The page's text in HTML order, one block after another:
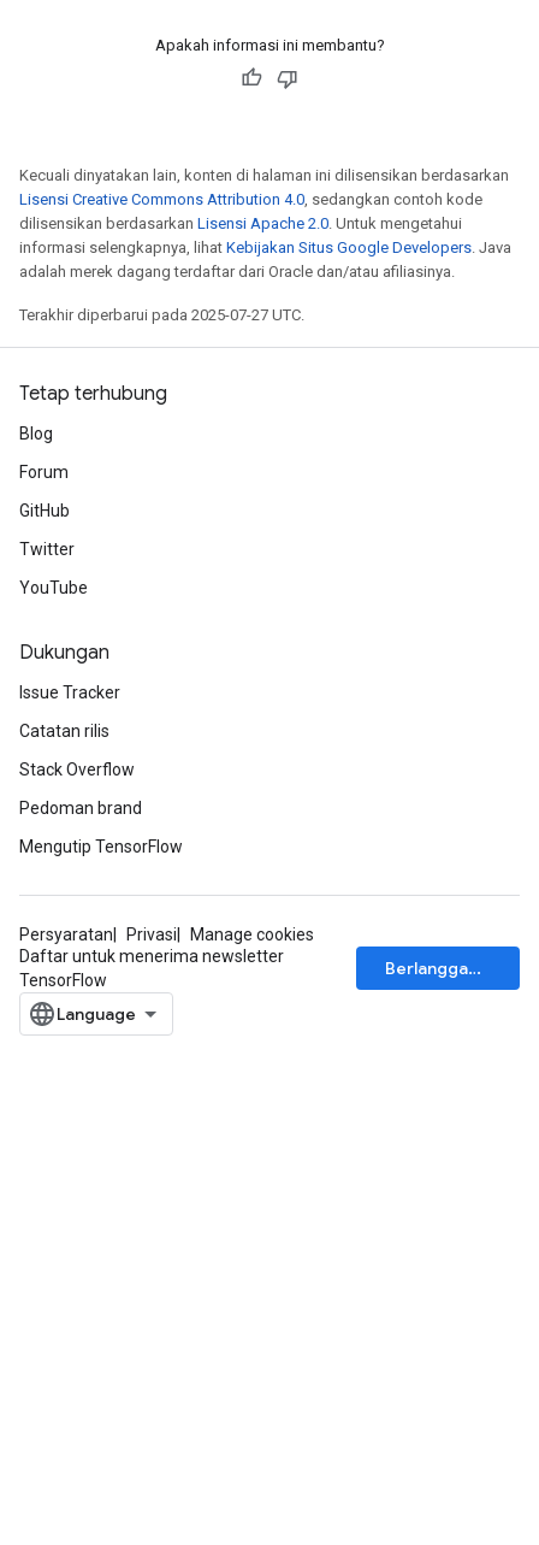
Apakah informasi ini membantu?
Kecuali dinyatakan lain, konten di halaman ini dilisensikan berdasarkan
Lisensi Creative Commons Attribution 4.0, sedangkan contoh kode
dilisensikan berdasarkan Lisensi Apache 2.0. Untuk mengetahui
informasi selengkapnya, lihat Kebijakan Situs Google Developers. Java
adalah merek dagang terdaftar dari Oracle dan/atau afiliasinya.
Terakhir diperbarui pada 2025-07-27 UTC.
Tetap terhubung
Blog
Forum
GitHub
Twitter
YouTube
Dukungan
Issue Tracker
Catatan rilis
Stack Overflow
Pedoman brand
Mengutip TensorFlow
Persyaratan Privasi
Manage cookies
Daftar untuk menerima newsletter
TensorFlow
Berlangganan